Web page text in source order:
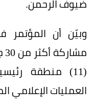
وبيّن أن
(11) منطقة
العمليات الإعلامي